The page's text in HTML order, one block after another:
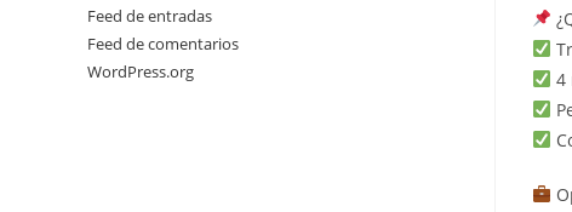
4
Feed de entradas
Feed de comentarios
WordPress.org